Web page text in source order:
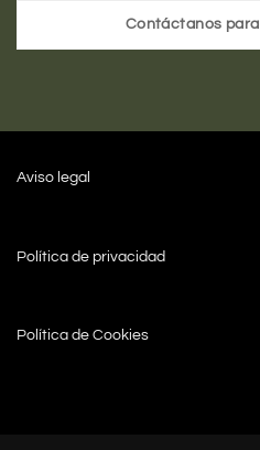
Contáctanos
Aviso legal
Política de privacidad
Política de Cookies